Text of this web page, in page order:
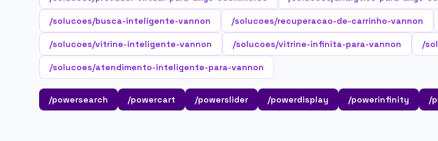
/solucoes/busca-inteligente-vannon /solucoes/recuperacao-de-carrinho-vannon
/solucoes/vitrine-inteligente-vannon /solucoes/vitrine-infinita-para-vannon /
/solucoes/atendimento-inteligente-para-vannon
/powersearch /powercart /powerslider /powerdisplay /powerinfinity /